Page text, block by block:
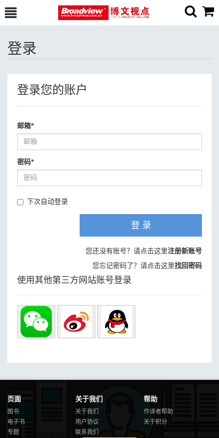
登录
登录您的账户
邮箱*
密码*
下次自动登录
登 录
您还没有账号？请点击这里注册新账号
您忘记密码了？请点击这里找回密码
使用其他第三方网站账号登录
页面
图书
电子书
专题
关于我们
关于我们
用户协议
联系我们
帮助
作译者帮助
关于积分